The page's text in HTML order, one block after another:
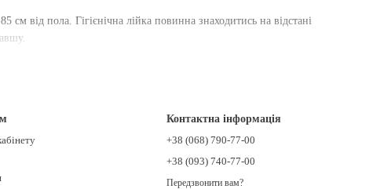
см від пола. Гігієнічна лійка повинна знаходитись на відстані
Контактна інформація
+38 (068) 790-77-00
+38 (093) 740-77-00
Передзвонити вам?